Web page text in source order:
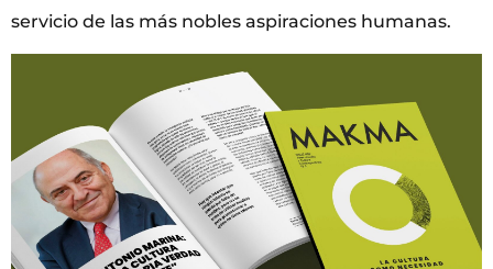
servicio de las más nobles aspiraciones humanas.